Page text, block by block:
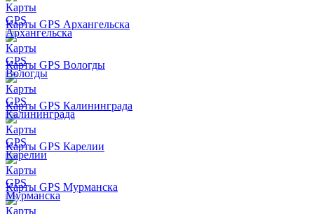
Карты GPS Архангельска
Карты GPS Вологды
Карты GPS Калининграда
Карты GPS Карелии
Карты GPS Мурманска